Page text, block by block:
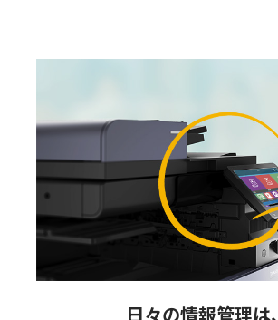
日々の情報管理は、